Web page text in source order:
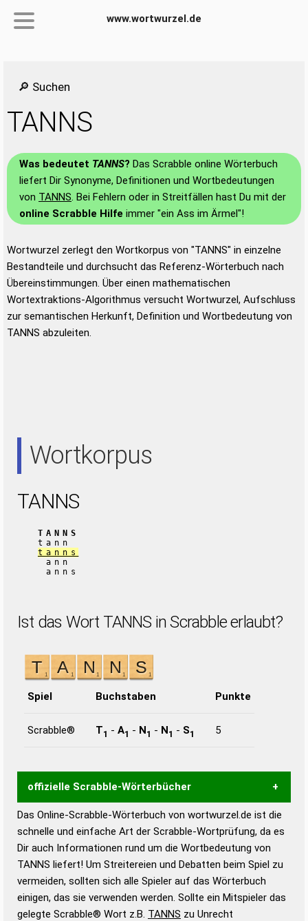
www.wortwurzel.de
🔎 Suchen
TANNS
Was bedeutet TANNS? Das Scrabble online Wörterbuch
liefert Dir Synonyme, Definitionen und Wortbedeutungen
von TANNS. Bei Fehlern oder in Streitfällen hast Du mit der
online Scrabble Hilfe immer "ein Ass im Ärmel"!
Wortwurzel zerlegt den Wortkorpus von "TANNS" in einzelne
Bestandteile und durchsucht das Referenz-Wörterbuch nach
Übereinstimmungen. Über einen mathematischen
Wortextraktions-Algorithmus versucht Wortwurzel, Aufschluss
zur semantischen Herkunft, Definition und Wortbedeutung von
TANNS abzuleiten.
Wortkorpus
TANNS
TANNS
tann
tanns
ann
anns
Ist das Wort TANNS in Scrabble erlaubt?
Spiel Buchstaben Punkte
Scrabble® T1 - A1 - N1 - N1 - S1 5
offizielle Scrabble-Wörterbücher
Wortwurzel liefert mit Hilfe eines semantischen
Wortanalyse-Algorithmus gute Anhaltspunkte zu
Wortbedeutung, Worttrennung und Wortform, um die
Gültigkeit eines Wortes für das Scrabble-Spiel zu
bestimmen!
zugelassene Turnier Scrabble-
Wörterbücher sind:
Das Online-Scrabble-Wörterbuch von wortwurzel.de ist die
schnelle und einfache Art der Scrabble-Wortprüfung, da es
Dir auch Informationen rund um die Wortbedeutung von
TANNS liefert! Um Streitereien und Debatten beim Spiel zu
vermeiden, sollten sich alle Spieler auf das Wörterbuch
einigen, das sie verwenden werden. Sollte ein Mitspieler das
gelegte Scrabble® Wort z.B. TANNS zu Unrecht